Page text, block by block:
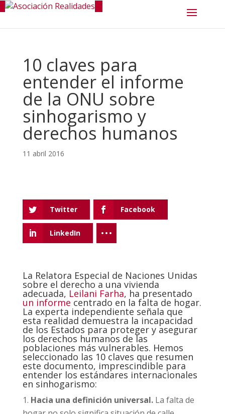
10 claves para
entender el informe
de la ONU sobre
sinhogarismo y
derechos humanos
11 abril 2016
Twitter Facebook
LinkedIn
La Relatora Especial de Naciones Unidas
sobre el derecho a una vivienda
adecuada, Leilani Farha, ha presentado
un informe centrado en la falta de hogar.
La experta independiente señala que
esta realidad demuestra la incapacidad
de los Estados para proteger y asegurar
los derechos humanos de las
poblaciones más vulnerables. Hemos
seleccionado las 10 claves que resumen
este documento, imprescindible para
entender los estándares internacionales
en sinhogarismo:
Hacia una definición universal.La falta de